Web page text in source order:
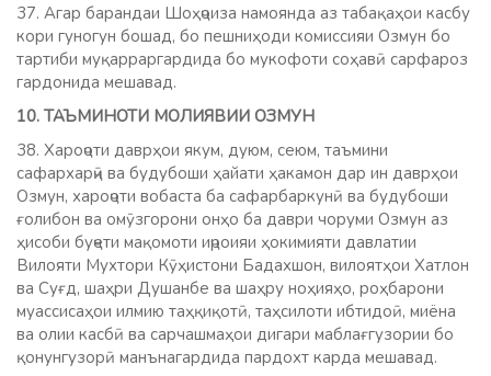
37. Агар барандаи Шоҳҷоиза намоянда аз табақаҳои касбу
кори гуногун бошад, бо пешниҳоди комиссияи Озмун бо
тартиби муқарраргардида бо мукофоти соҳавӣ сарфароз
гардонида мешавад.
10. ТАЪМИНОТИ МОЛИЯВИИ ОЗМУН
38. Хароҷоти даврҳои якум, дуюм, сеюм, таъмини
сафархарҷӣ ва будубоши ҳайати ҳакамон дар ин даврҳои
Озмун, хароҷоти вобаста ба сафарбаркунӣ ва будубоши
ғолибон ва омӯзгорони онҳо ба даври чоруми Озмун аз
ҳисоби буҷети мақомоти иҷроияи ҳокимияти давлатии
Вилояти Мухтори Кӯҳистони Бадахшон, вилоятҳои Хатлон
ва Суғд, шаҳри Душанбе ва шаҳру ноҳияҳо, роҳбарони
муассисаҳои илмию таҳқиқотӣ, таҳсилоти ибтидоӣ, миёна
ва олии касбӣ ва сарчашмаҳои дигари маблағгузории бо
қонунгузорӣ манънагардида пардохт карда мешавад.